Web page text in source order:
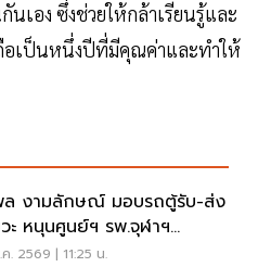
เอง ซึ่งช่วยให้กล้าเรียนรู้และ
อเป็นหนึ่งปีที่มีคุณค่าและทำให้
งามลักษณ์ มอบรถตู้รับ-ส่ง
ะ หนุนศูนย์ฯ รพ.จุฬาฯ
าชาดไทย
. 2569 | 11:25 น.